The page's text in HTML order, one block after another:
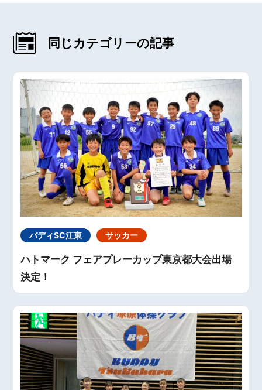
同じカテゴリーの記事
バディSC江東 サッカー
ハトマーク フェアプレーカップ東京都大会出場
決定！